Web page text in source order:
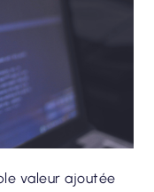
valeur ajoutée